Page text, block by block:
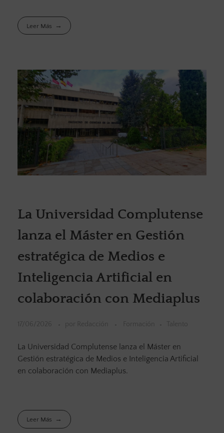
Leer Más
La Universidad Complutense
lanza el Máster en Gestión
estratégica de Medios e
Inteligencia Artificial en
colaboración con Mediaplus
17/06/2026 por Redacción Formación Talento
La Universidad Complutense lanza el Máster en
Gestión estratégica de Medios e Inteligencia Artificial
en colaboración con Mediaplus.
Leer Más